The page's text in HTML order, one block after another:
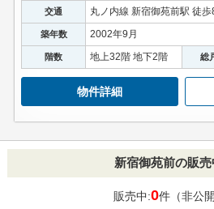
交通 丸ノ内線 新宿御苑前駅 徒歩
築年数 2002年9月
階数 地上32階 地下2階 総
物件詳細
新宿御苑前の販
販売中:0件（非公